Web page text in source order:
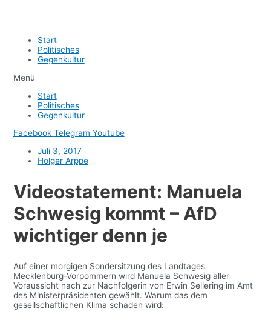
Start
Politisches
Gegenkultur
Menü
Start
Politisches
Gegenkultur
Facebook Telegram Youtube
Juli 3, 2017
Holger Arppe
Videostatement: Manuela
Schwesig kommt – AfD
wichtiger denn je
Auf einer morgigen Sondersitzung des Landtages
Mecklenburg-Vorpommern wird Manuela Schwesig aller
Voraussicht nach zur Nachfolgerin von Erwin Sellering im Amt
des Ministerpräsidenten gewählt. Warum das dem
gesellschaftlichen Klima schaden wird: